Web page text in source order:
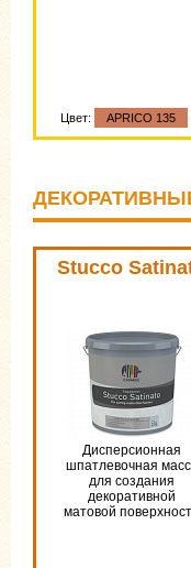
Цвет: APRICO 135
Stucco
Дисперсионная
шпатлевочная
для создания
декоративной
матовой